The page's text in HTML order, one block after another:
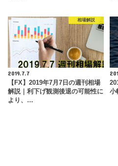
相場解説
2019.7.7
【FX】2019年7月7日の週刊相場
解説｜利下げ観測後退の可能性に
より、…
小